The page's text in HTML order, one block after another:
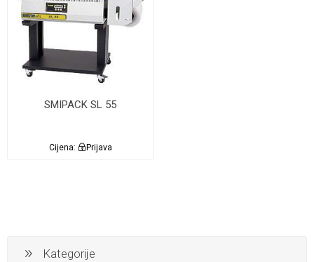
SMIPACK SL 55
Cijena: Prijava
Kategorije